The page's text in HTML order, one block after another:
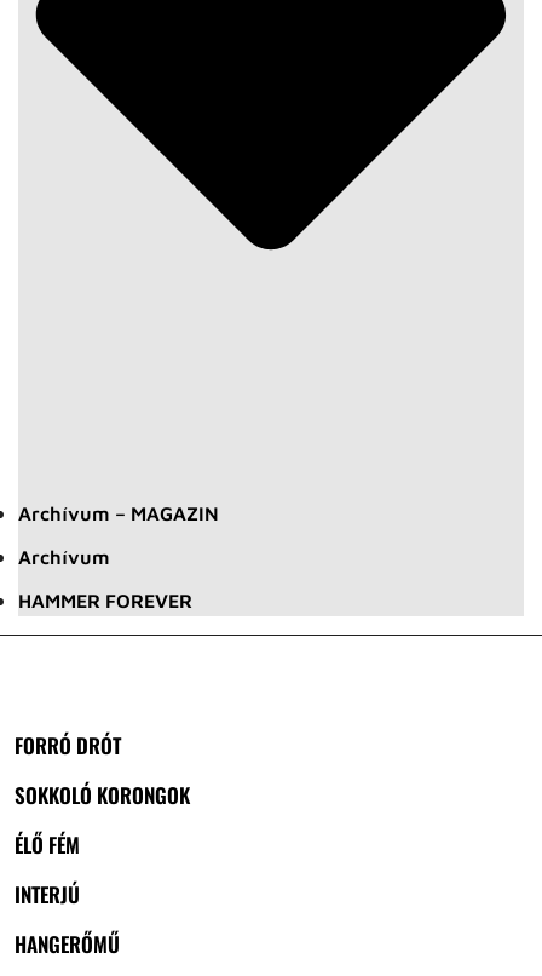
Archívum – MAGAZIN
Archívum
HAMMER FOREVER
FORRÓ DRÓT
SOKKOLÓ KORONGOK
ÉLŐ FÉM
INTERJÚ
HANGERŐMŰ